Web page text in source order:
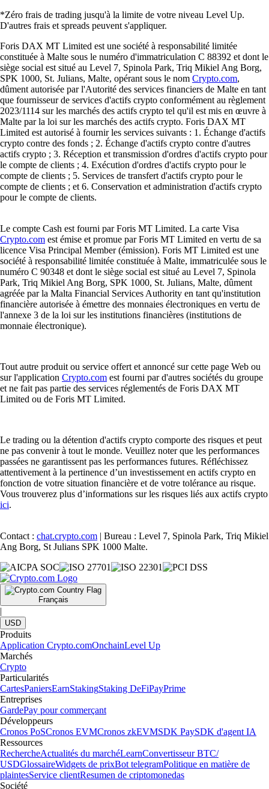
*Zéro frais de trading jusqu'à la limite de votre niveau Level Up.
D'autres frais et spreads peuvent s'appliquer.
Foris DAX MT Limited est une société à responsabilité limitée
constituée à Malte sous le numéro d'immatriculation C 88392 et dont le
siège social est situé au Level 7, Spinola Park, Triq Mikiel Ang Borg,
SPK 1000, St. Julians, Malte, opérant sous le nom Crypto.com,
dûment autorisée par l'Autorité des services financiers de Malte en tant
que fournisseur de services d'actifs crypto conformément au règlement
2023/1114 sur les marchés des actifs crypto tel qu'il est mis en œuvre à
Malte par la loi sur les marchés des actifs crypto. Foris DAX MT
Limited est autorisé à fournir les services suivants : 1. Échange d'actifs
crypto contre des fonds ; 2. Échange d'actifs crypto contre d'autres
actifs crypto ; 3. Réception et transmission d'ordres d'actifs crypto pour
le compte de clients ; 4. Exécution d'ordres d'actifs crypto pour le
compte de clients ; 5. Services de transfert d'actifs crypto pour le
compte de clients ; et 6. Conservation et administration d'actifs crypto
pour le compte de clients.
Le compte Cash est fourni par Foris MT Limited. La carte Visa
Crypto.com est émise et promue par Foris MT Limited en vertu de sa
licence Visa Principal Member (émission). Foris MT Limited est une
société à responsabilité limitée constituée à Malte, immatriculée sous le
numéro C 90348 et dont le siège social est situé au Level 7, Spinola
Park, Triq Mikiel Ang Borg, SPK 1000, St. Julians, Malte, dûment
agréée par la Malta Financial Services Authority en tant qu'institution
financière autorisée à émettre des monnaies électroniques en vertu de
l'annexe 3 de la loi sur les institutions financières (institutions de
monnaie électronique).
Tout autre produit ou service offert et annoncé sur cette page Web ou
sur l'application Crypto.com est fourni par d'autres sociétés du groupe
et ne fait pas partie des services réglementés de Foris DAX MT
Limited ou de Foris MT Limited.
Le trading ou la détention d'actifs crypto comporte des risques et peut
ne pas convenir à tout le monde. Veuillez noter que les performances
passées ne garantissent pas les performances futures. Réfléchissez
attentivement à la pertinence d’un investissement en actifs crypto en
fonction de votre situation financière et de votre tolérance au risque.
Vous trouverez plus d’informations sur les risques liés aux actifs crypto
ici.
Contact : chat.crypto.com | Bureau : Level 7, Spinola Park, Triq Mikiel
Ang Borg, St Julians SPK 1000 Malte.
Français
|
USD
Produits
Application Crypto.comOnchainLevel Up
Marchés
Crypto
Particularités
CartesPaniersEarnStakingStaking DeFiPayPrime
Entreprises
GardePay pour commerçant
Développeurs
Cronos PoSCronos EVMCronos zkEVMSDK PaySDK d'agent IA
Ressources
RechercheActualités du marchéLearnConvertisseur BTC/
USDGlossaireWidgets de prixBot telegramPolitique en matière de
plaintesService clientResumen de criptomonedas
Société